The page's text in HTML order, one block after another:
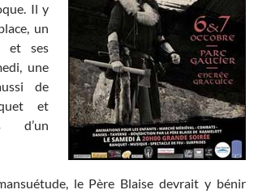
Il y
un
et ses
une
de
et
d’un
le Père Blaise devrait y bénir